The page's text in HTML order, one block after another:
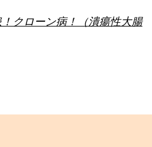
クローン病！（潰瘍性大腸